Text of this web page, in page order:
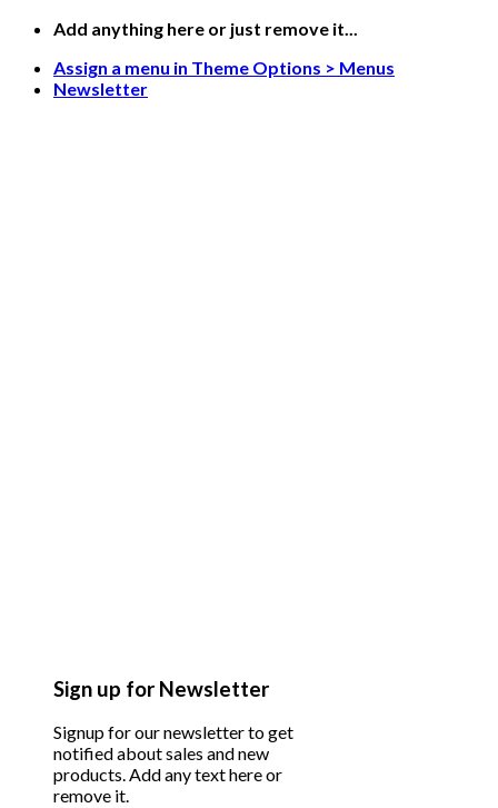
Skip
content
Add anything here or just remove it...
Assign a menu in Theme Options > Menus
Newsletter
Sign up for Newsletter
Signup for our newsletter to get
notified about sales and new
products. Add any text here or
remove it.